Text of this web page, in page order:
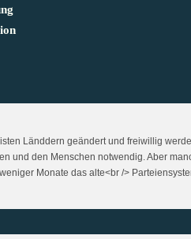
Länddern geändert und freiwillig
und den Menschen notwendig. Aber
Monate das alte<br />